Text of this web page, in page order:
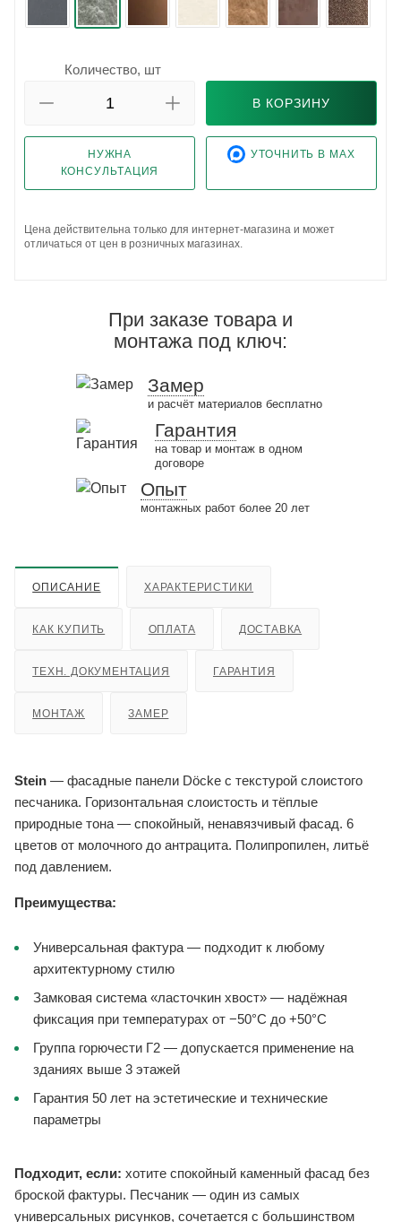
Количество, шт
В КОРЗИНУ
НУЖНА
КОНСУЛЬТАЦИЯ
УТОЧНИТЬ В MAX
Цена действительна только для интернет-магазина и может
отличаться от цен в розничных магазинах.
При заказе товара и
монтажа под ключ:
Замер
и расчёт материалов бесплатно
Гарантия
на товар и монтаж в одном
договоре
Опыт
монтажных работ более 20 лет
ОПИСАНИЕ ХАРАКТЕРИСТИКИ
КАК КУПИТЬ ОПЛАТА ДОСТАВКА
ТЕХН. ДОКУМЕНТАЦИЯ ГАРАНТИЯ
МОНТАЖ ЗАМЕР
Stein — фасадные панели Döcke с текстурой слоистого
песчаника. Горизонтальная слоистость и тёплые
природные тона — спокойный, ненавязчивый фасад. 6
цветов от молочного до антрацита. Полипропилен, литьё
под давлением.
Преимущества:
Универсальная фактура — подходит к любому
архитектурному стилю
Замковая система «ласточкин хвост» — надёжная
фиксация при температурах от −50°C до +50°C
Группа горючести Г2 — допускается применение на
зданиях выше 3 этажей
Гарантия 50 лет на эстетические и технические
параметры
Подходит, если: хотите спокойный каменный фасад без
броской фактуры. Песчаник — один из самых
универсальных рисунков, сочетается с большинством